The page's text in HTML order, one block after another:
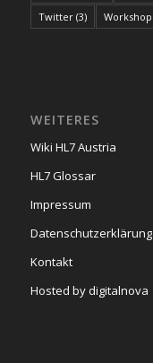
Twitter(3) Workshop
WEITERES
Wiki HL7 Austria
HL7 Glossar
Impressum
Datenschutzerklärung
Kontakt
Hosted by digitalnova